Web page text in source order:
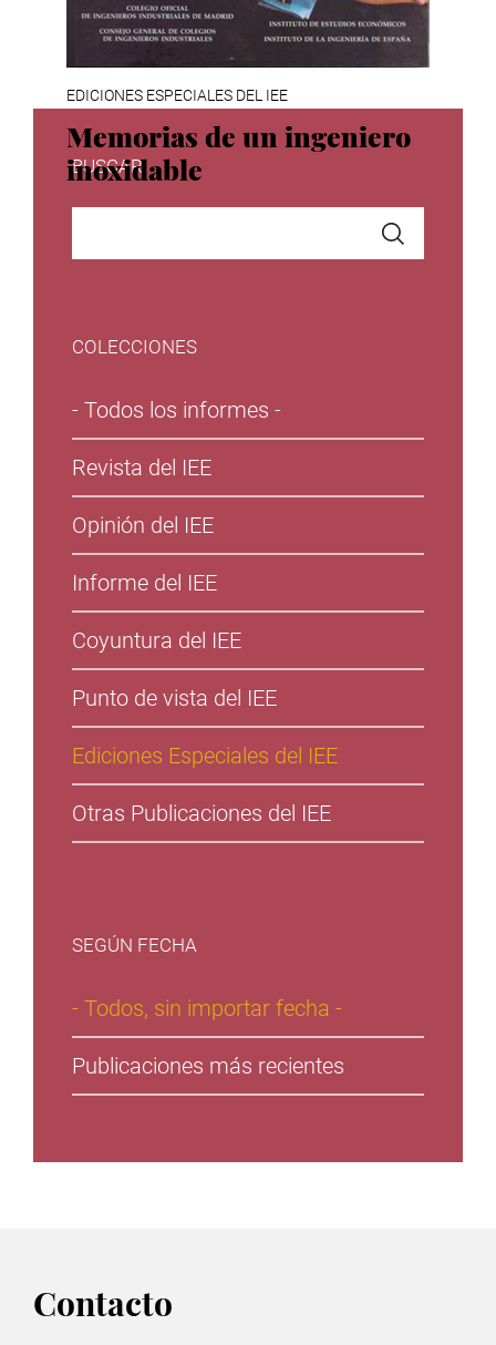
BUSCAR
COLECCIONES
- Todos los informes -
Revista del IEE
Opinión del IEE
Informe del IEE
Coyuntura del IEE
Punto de vista del IEE
Ediciones Especiales del IEE
Otras Publicaciones del IEE
SEGÚN FECHA
- Todos, sin importar fecha -
Publicaciones más recientes
EDICIONES ESPECIALES DEL IEE
Memorias de un ingeniero
inoxidable
Contacto